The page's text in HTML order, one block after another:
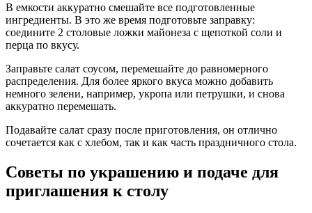
В емкости аккуратно смешайте все подготовленные
ингредиенты. В это же время подготовьте заправку:
соедините 2 столовые ложки майонеза с щепоткой соли и
перца по вкусу.
Заправьте салат соусом, перемешайте до равномерного
распределения. Для более яркого вкуса можно добавить
немного зелени, например, укропа или петрушки, и снова
аккуратно перемешать.
Подавайте салат сразу после приготовления, он отлично
сочетается как с хлебом, так и как часть праздничного стола.
Советы по украшению и подаче для
приглашения к столу